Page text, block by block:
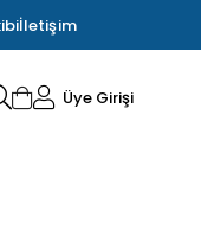
İletişim
Üye Girişi